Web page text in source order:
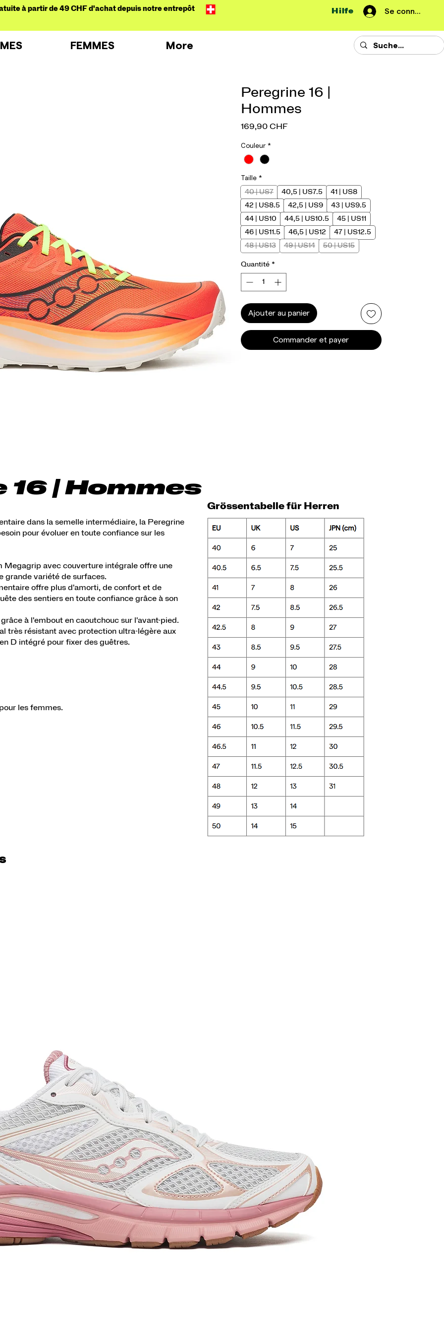
à partir de 49 CHF d'achat depuis notre entrepôt Hilfe Se connecter
FEMMES More
Peregrine 16 |
Hommes
169,90 CHFPrix
Couleur *
Taille *
40 | US7 40,5 | US7.5
41 | US8
42 | US8.5
42,5 | US9
43 | US9.5
44 | US10
44,5 | US10.5
45 | US11
46 | US11.5
46,5 | US12
47 | US12.5
48 | US13
49 | US14 50 | US15
Quantité *
Ajouter au panier
Commander et payer
| Hommes
Grössentabelle für Herren
dans la semelle intermédiaire, la Peregrine
pour évoluer en toute confiance sur les
Megagrip avec couverture intégrale offre une
grande variété de surfaces.
offre plus d'amorti, de confort et de
des sentiers en toute confiance grâce à son
à l'embout en caoutchouc sur l'avant-pied.
très résistant avec protection ultra-légère aux
D intégré pour fixer des guêtres.
les femmes.